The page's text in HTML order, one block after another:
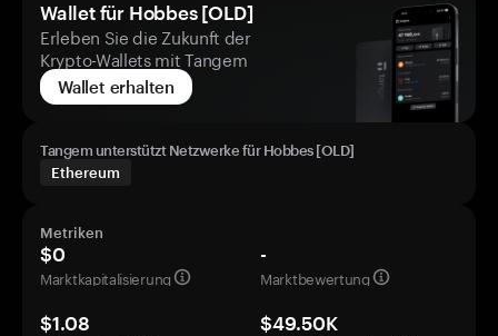
Wallet für Hobbes [OLD]
Erleben Sie die Zukunft der
Krypto-Wallets mit Tangem
Wallet erhalten
Tangem unterstützt Netzwerke für Hobbes [OLD]
Ethereum
Metriken
$0
Marktkapitalisierung
-
Marktbewertung
$1.08
$49.50K